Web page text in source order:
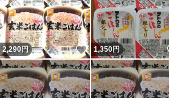
2,290円 いいね！
1,350円